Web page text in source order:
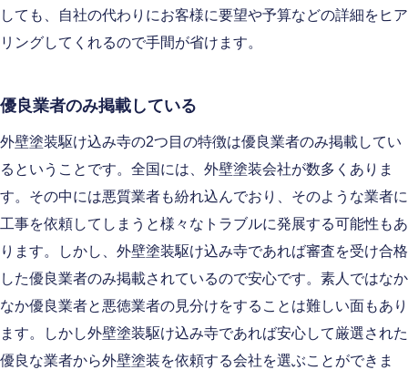
しても、自社の代わりにお客様に要望や予算などの詳細をヒア
リングしてくれるので手間が省けます。
優良業者のみ掲載している
外壁塗装駆け込み寺の2つ目の特徴は優良業者のみ掲載してい
るということです。全国には、外壁塗装会社が数多くありま
す。その中には悪質業者も紛れ込んでおり、そのような業者に
工事を依頼してしまうと様々なトラブルに発展する可能性もあ
ります。しかし、外壁塗装駆け込み寺であれば審査を受け合格
した優良業者のみ掲載されているので安心です。素人ではなか
なか優良業者と悪徳業者の見分けをすることは難しい面もあり
ます。しかし外壁塗装駆け込み寺であれば安心して厳選された
優良な業者から外壁塗装を依頼する会社を選ぶことができま